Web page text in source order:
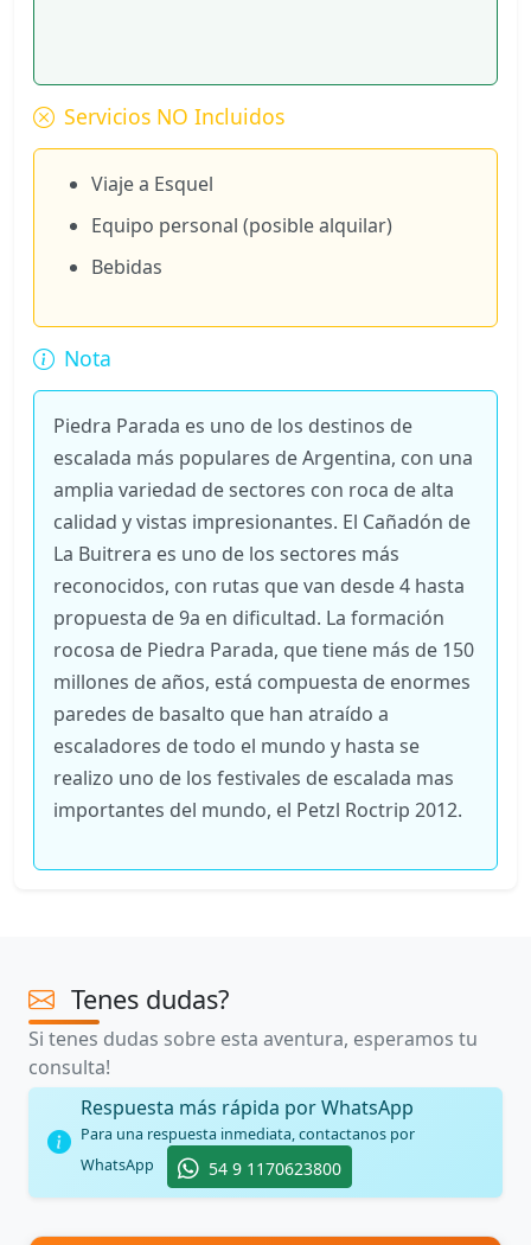
Servicios NO Incluidos
Viaje a Esquel
Equipo personal (posible alquilar)
Bebidas
Nota
Piedra Parada es uno de los destinos de
escalada más populares de Argentina, con una
amplia variedad de sectores con roca de alta
calidad y vistas impresionantes. El Cañadón de
La Buitrera es uno de los sectores más
reconocidos, con rutas que van desde 4 hasta
propuesta de 9a en dificultad. La formación
rocosa de Piedra Parada, que tiene más de 150
millones de años, está compuesta de enormes
paredes de basalto que han atraído a
escaladores de todo el mundo y hasta se
realizo uno de los festivales de escalada mas
importantes del mundo, el Petzl Roctrip 2012.
Tenes dudas?
Si tenes dudas sobre esta aventura, esperamos tu
consulta!
Respuesta más rápida por WhatsApp
Para una respuesta inmediata, contactanos por
WhatsApp
54 9 1170623800